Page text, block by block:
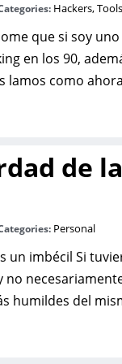
Hackers,
que si soy
en los 90,
lamos como
de
Personal
un imbécil Si
no
humildes del